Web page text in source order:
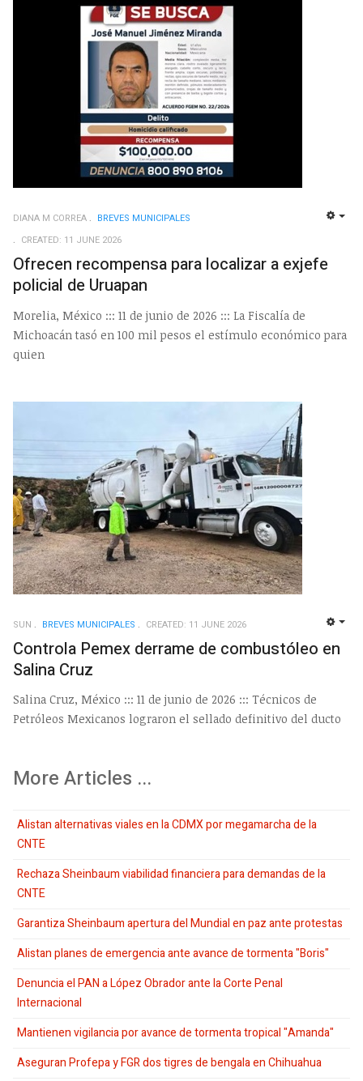
DIANA M CORREA
BREVES MUNICIPALES
CREATED: 11 JUNE 2026
Ofrecen recompensa para localizar a exjefe
policial de Uruapan
Morelia, México ::: 11 de junio de 2026 ::: La Fiscalía de
Michoacán tasó en 100 mil pesos el estímulo económico para
quien
SUN BREVES MUNICIPALES CREATED: 11 JUNE 2026
Controla Pemex derrame de combustóleo en
Salina Cruz
Salina Cruz, México ::: 11 de junio de 2026 ::: Técnicos de
Petróleos Mexicanos lograron el sellado definitivo del ducto
More Articles ...
Alistan alternativas viales en la CDMX por megamarcha de la
CNTE
Rechaza Sheinbaum viabilidad financiera para demandas de la
CNTE
Garantiza Sheinbaum apertura del Mundial en paz ante protestas
Alistan planes de emergencia ante avance de tormenta "Boris"
Denuncia el PAN a López Obrador ante la Corte Penal
Internacional
Mantienen vigilancia por avance de tormenta tropical "Amanda"
Aseguran Profepa y FGR dos tigres de bengala en Chihuahua